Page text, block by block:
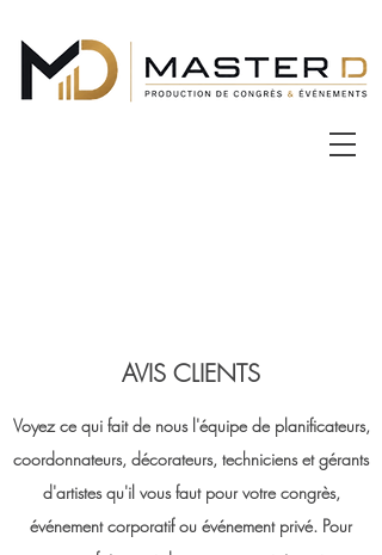
AVIS CLIENTS
Voyez ce qui fait de nous l'équipe de planificateurs,
coordonnateurs, décorateurs, techniciens et gérants
d'artistes qu'il vous faut pour votre congrès,
événement corporatif ou événement privé. Pour